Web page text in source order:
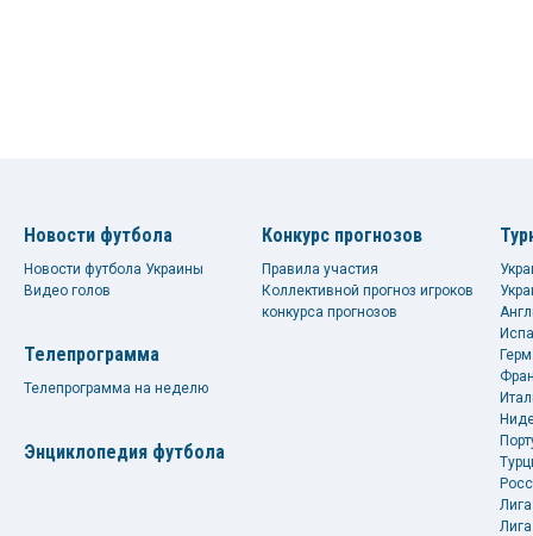
Новости футбола
Новости футбола Украины
Видео голов
Телепрограмма
Телепрограмма на неделю
Энциклопедия футбола
Конкурс прогнозов
Правила участия
Коллективной прогноз игроков
конкурса прогнозов